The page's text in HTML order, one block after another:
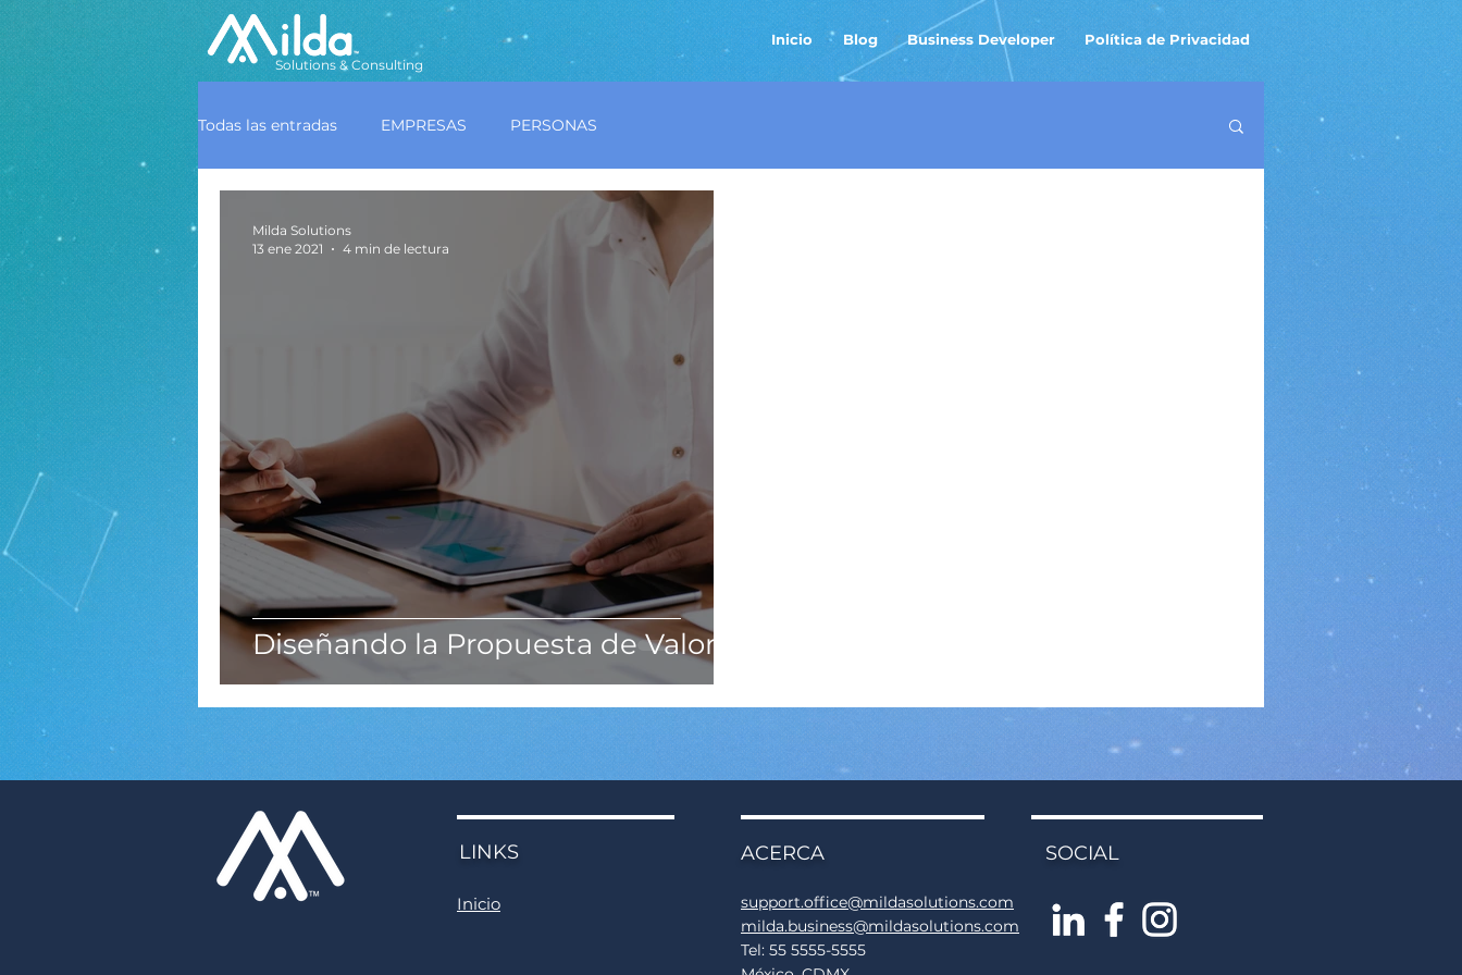
Solutions & Consulting
Inicio Blog Business Developer Política de Privacidad
Todas las entradas EMPRESAS PERSONAS
Diseñando la Propuesta de Valor
Milda Solutions
13 ene 2021
4 min de lectura
LINKS
Inicio
ACERCA SOCIAL
support.office@mildasolutions.com
milda.business@mildasolutions.com
Tel: 55 5555-5555